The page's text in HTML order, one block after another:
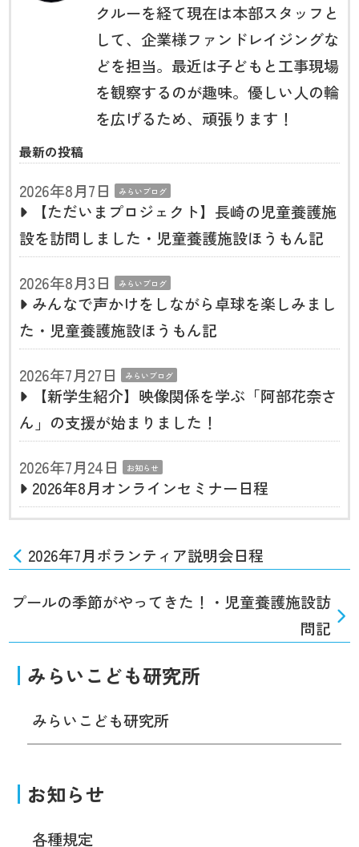
クルーを経て現在は本部スタッフと
して、企業様ファンドレイジングな
どを担当。最近は子どもと工事現場
を観察するのが趣味。優しい人の輪
を広げるため、頑張ります！
最新の投稿
2026年8月7日 みらいブログ
【ただいまプロジェクト】長崎の児童養護施
設を訪問しました・児童養護施設ほうもん記
2026年8月3日
みらいブログ
みんなで声かけをしながら卓球を楽しみまし
た・児童養護施設ほうもん記
2026年7月27日
みらいブログ
【新学生紹介】映像関係を学ぶ「阿部花奈さ
ん」の支援が始まりました！
2026年7月24日
お知らせ
2026年8月オンラインセミナー日程
2026年7月ボランティア説明会日程
プールの季節がやってきた！・児童養護施設訪
問記
みらいこども研究所
みらいこども研究所
お知らせ
各種規定